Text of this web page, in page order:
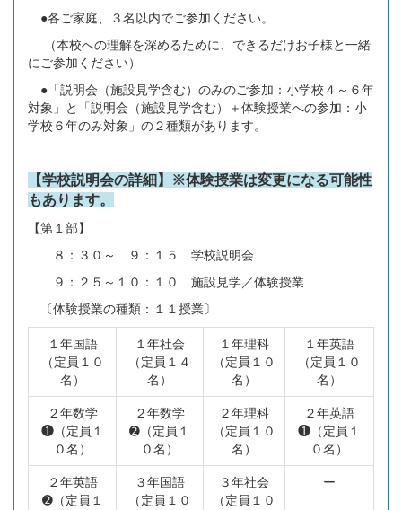
●各ご家庭、３名以内でご参加ください。
（本校への理解を深めるために、できるだけお子様と一緒
にご参加ください）
●「説明会（施設見学含む）のみのご参加：小学校４～６年
対象」と「説明会（施設見学含む）＋体験授業への参加：小
学校６年のみ対象」の２種類があります。
【学校説明会の詳細】※体験授業は変更になる可能性
もあります。
【第１部】
８：３０～ ９：１５ 学校説明会
９：２５～１０：１０ 施設見学／体験授業
〔体験授業の種類：１１授業〕
１年国語
（定員１０
名）
１年社会
（定員１４
名）
１年理科
（定員１０
名）
１年英語
（定員１０
名）
２年数学
❶（定員１
０名）
２年数学
➋（定員１
０名）
２年理科
（定員１０
名）
２年英語
❶（定員１
０名）
２年英語
➋（定員１
３年国語
（定員１０
３年社会
（定員１０
ー